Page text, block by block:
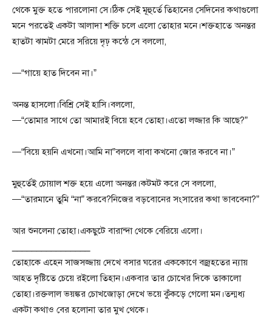
থেকে মুক্ত হতে পারলোনা সে।ঠিক সেই মূহুর্তে তিহানের সেদিনের কথাগুলো
মনে পরতেই একটা আলাদা শক্তি চলে এলো তোহার মনে।শক্তহাতে অনন্তর
হাতটা ঝামটা মেরে সরিয়ে দৃঢ় কন্ঠে সে বললো,
—“গায়ে হাত দিবেন না।”
অনন্ত হাসলো।বিশ্রি সেই হাসি।বললো,
—“তোমার সাথে তো আমারই বিয়ে হবে তোহা।এতো লজ্জার কি আছে?”
—“বিয়ে হয়নি এখনো।আমি না”বললে বাবা কখনো জোর করবে না।”
মুহুর্তেই চোয়াল শক্ত হয়ে এলো অনন্তর।কটমট করে সে বললো,
—“তারমানে তুমি “না” করবে?নিজের বড়বোনের সংসারের কথা ভাববেনা?”
আর শুনলেনা তোহা।একছুটে বারান্দা থেকে বেরিয়ে এলো।
তোহাকে এহেন সাজসজ্জায় দেখে বসার ঘরের এককোণে বজ্রহতের ন্যায়
আহত দৃষ্টিতে চেয়ে রইলো তিহান।একবার তার চোখের দিকে তাকালো
তোহা।রক্তলাল ভয়ঙ্কর চোখজোড়া দেখে ভয়ে কুঁকড়ে গেলো মন।তন্মধ্য
একটা কথাও বের হলোনা তার মুখ থেকে।